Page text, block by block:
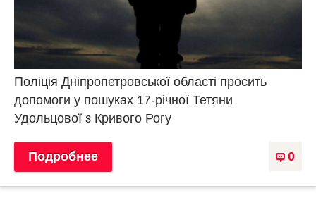
Поліція Дніпропетровської області просить
допомоги у пошуках 17-річної Тетяни
Удольцової з Кривого Рогу
0
Подробнее